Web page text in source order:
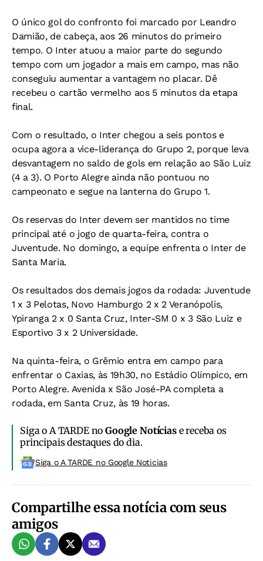
O único gol do confronto foi marcado por Leandro
Damião, de cabeça, aos 26 minutos do primeiro
tempo. O Inter atuou a maior parte do segundo
tempo com um jogador a mais em campo, mas não
conseguiu aumentar a vantagem no placar. Dê
recebeu o cartão vermelho aos 5 minutos da etapa
final.
Com o resultado, o Inter chegou a seis pontos e
ocupa agora a vice-liderança do Grupo 2, porque leva
desvantagem no saldo de gols em relação ao São Luiz
(4 a 3). O Porto Alegre ainda não pontuou no
campeonato e segue na lanterna do Grupo 1.
Os reservas do Inter devem ser mantidos no time
principal até o jogo de quarta-feira, contra o
Juventude. No domingo, a equipe enfrenta o Inter de
Santa Maria.
Os resultados dos demais jogos da rodada: Juventude
1 x 3 Pelotas, Novo Hamburgo 2 x 2 Veranópolis,
Ypiranga 2 x 0 Santa Cruz, Inter-SM 0 x 3 São Luiz e
Esportivo 3 x 2 Universidade.
Na quinta-feira, o Grêmio entra em campo para
enfrentar o Caxias, às 19h30, no Estádio Olímpico, em
Porto Alegre. Avenida x São José-PA completa a
rodada, em Santa Cruz, às 19 horas.
Siga o A TARDE noGoogle Notíciase receba os
principais destaques do dia.
Siga o A TARDE no Google Noticias
Compartilhe essa notícia com seus
amigos